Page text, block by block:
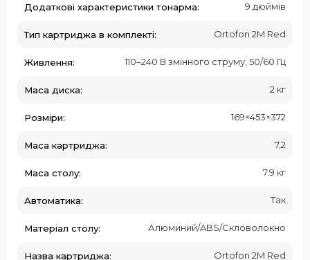
Додаткові характеристики тонарма: 9 дюймів
Тип картриджа в комплекті: Ortofon 2M Red
Живлення: 110–240 В змінного струму, 50/60 Гц
Маса диска: 2 кг
Розміри: 169×453×372
Маса картриджа: 7,2
Маса столу: 7.9 кг
Автоматика: Так
Матеріал столу: Алюминий/ABS/Скловолокно
Назва картриджа: Ortofon 2M Red